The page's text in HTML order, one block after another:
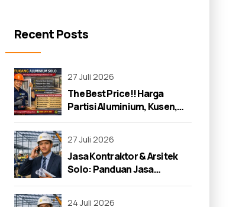
Recent Posts
27 Juli 2026
The Best Price!! Harga
Partisi Aluminium, Kusen,
dan Jendela di Solo 2026
27 Juli 2026
Jasa Kontraktor & Arsitek
Solo: Panduan Jasa
24 Juli 2026